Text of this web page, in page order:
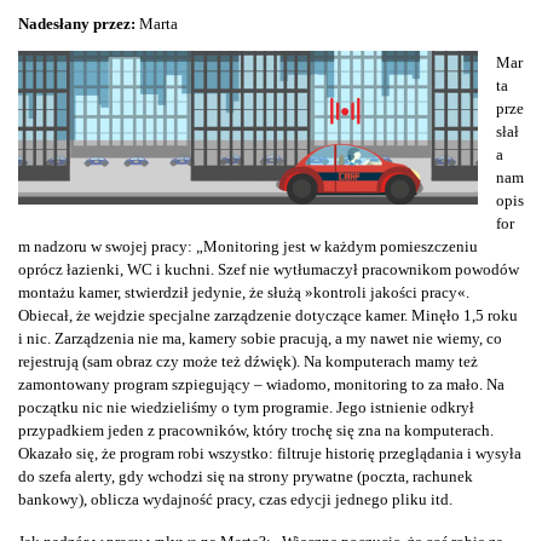
Nadesłany przez: Marta
Mar
ta
prze
słał
a
nam
opis
for
m nadzoru w swojej pracy: „Monitoring jest w każdym pomieszczeniu
oprócz łazienki, WC i kuchni. Szef nie wytłumaczył pracownikom powodów
montażu kamer, stwierdził jedynie, że służą »kontroli jakości pracy«.
Obiecał, że wejdzie specjalne zarządzenie dotyczące kamer. Minęło 1,5 roku
i nic. Zarządzenia nie ma, kamery sobie pracują, a my nawet nie wiemy, co
rejestrują (sam obraz czy może też dźwięk). Na komputerach mamy też
zamontowany program szpiegujący – wiadomo, monitoring to za mało. Na
początku nic nie wiedzieliśmy o tym programie. Jego istnienie odkrył
przypadkiem jeden z pracowników, który trochę się zna na komputerach.
Okazało się, że program robi wszystko: filtruje historię przeglądania i wysyła
do szefa alerty, gdy wchodzi się na strony prywatne (poczta, rachunek
bankowy), oblicza wydajność pracy, czas edycji jednego pliku itd.